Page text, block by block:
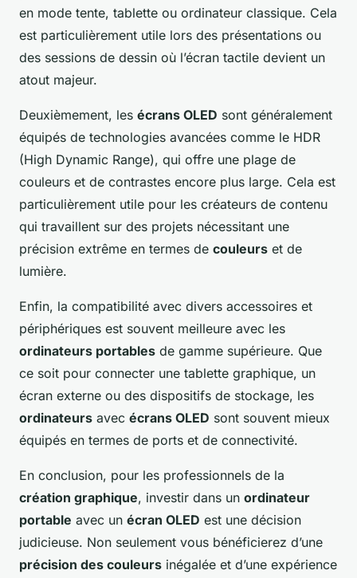
en mode tente, tablette ou ordinateur classique. Cela
est particulièrement utile lors des présentations ou
des sessions de dessin où l’écran tactile devient un
atout majeur.
Deuxièmement, les écrans OLED sont généralement
équipés de technologies avancées comme le HDR
(High Dynamic Range), qui offre une plage de
couleurs et de contrastes encore plus large. Cela est
particulièrement utile pour les créateurs de contenu
qui travaillent sur des projets nécessitant une
précision extrême en termes de couleurs et de
lumière.
Enfin, la compatibilité avec divers accessoires et
périphériques est souvent meilleure avec les
ordinateurs portables de gamme supérieure. Que
ce soit pour connecter une tablette graphique, un
écran externe ou des dispositifs de stockage, les
ordinateurs avec écrans OLED sont souvent mieux
équipés en termes de ports et de connectivité.
En conclusion, pour les professionnels de la
création graphique, investir dans un ordinateur
portable avec un écran OLED est une décision
judicieuse. Non seulement vous bénéficierez d’une
précision des couleurs inégalée et d’une expérience